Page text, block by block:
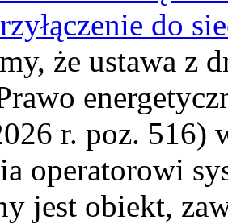
do
że ustawa z
r. poz. 516)
operatorowi
jest obiekt,